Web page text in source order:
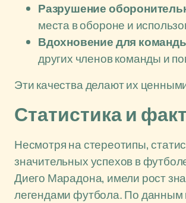
Разрушение
места в обороне и
Вдохновение для
других членов команды и
Эти качества делают их
Статистика и
Несмотря на стереотипы,
значительных успехов в
Диего Марадона, имели рост
легендами футбола. По данным